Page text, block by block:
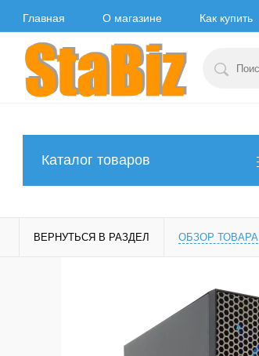
Главная О магазине Как купить
Каталог товаров
ВЕРНУТЬСЯ В РАЗДЕЛ ОБЗОР ТОВАРА